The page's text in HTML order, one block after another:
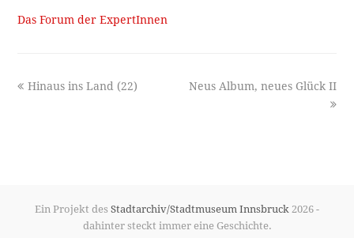
Das Forum der ExpertInnen
previous
Hinaus ins Land (22)
next
Neus Album, neues Glück II
Ein Projekt des Stadtarchiv/Stadtmuseum Innsbruck 2026 -
dahinter steckt immer eine Geschichte.